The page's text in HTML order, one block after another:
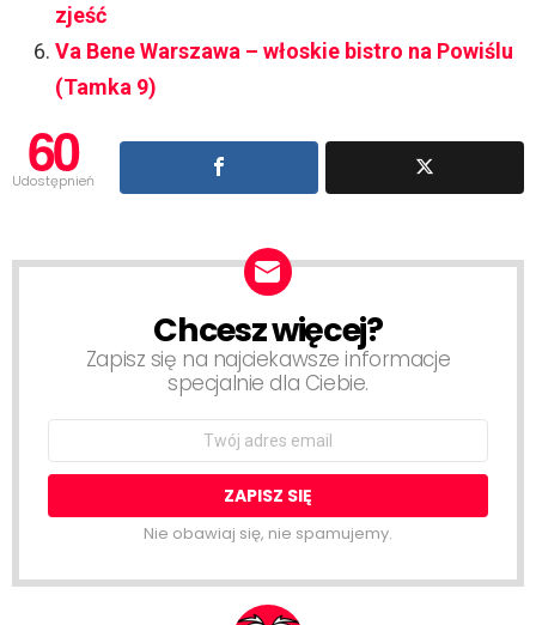
zjeść
Va Bene Warszawa – włoskie bistro na Powiślu
(Tamka 9)
60
Udostępnień
NEWSLETTERChcesz więcej?
Zapisz się na najciekawsze informacje
specjalnie dla Ciebie.
Email
Nie obawiaj się, nie spamujemy.